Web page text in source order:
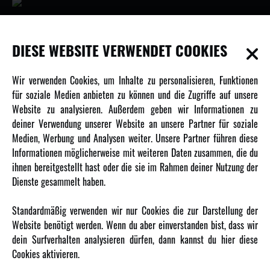
INFORMATIONEN
Newsletter
Über uns
Karriere
Amewi Kataloge
MEHR VON AMEWI
AMXRacing - Qualitäts RC-Zubehör
Amewi Construction - Nutzfahrzeuge
Malinos - Die kreative Seite von Amewi
Werden Sie Amewi Händler
DIESE WEBSITE VERWENDET COOKIES
Wir verwenden Cookies, um Inhalte zu personalisieren, Funktionen
für soziale Medien anbieten zu können und die Zugriffe auf unsere
Website zu analysieren. Außerdem geben wir Informationen zu
deiner Verwendung unserer Website an unsere Partner für soziale
Medien, Werbung und Analysen weiter. Unsere Partner führen diese
Informationen möglicherweise mit weiteren Daten zusammen, die du
ihnen bereitgestellt hast oder die sie im Rahmen deiner Nutzung der
Dienste gesammelt haben.
Standardmäßig verwenden wir nur Cookies die zur Darstellung der
Website benötigt werden. Wenn du aber einverstanden bist, dass wir
dein Surfverhalten analysieren dürfen, dann kannst du hier diese
Cookies aktivieren.